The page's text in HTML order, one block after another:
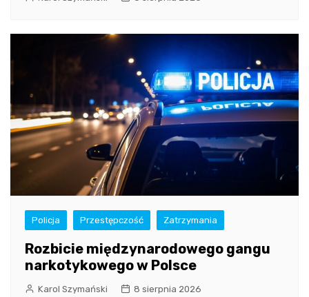
Policja Przestępczość Zatrzymania
Rozbicie międzynarodowego gangu
narkotykowego w Polsce
Karol Szymański 8 sierpnia 2026